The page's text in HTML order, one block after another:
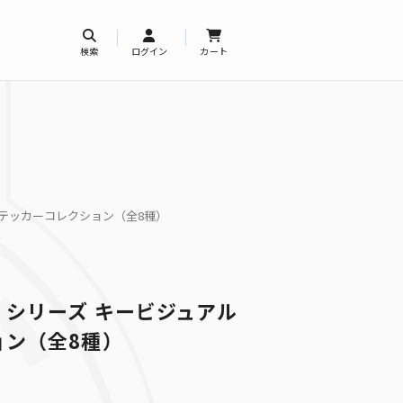
検索 ログイン カート
カーコレクション（全8種）
リーズ キービジュアル
（全8種）